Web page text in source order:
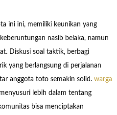
ini ini, memiliki keunikan yang
nasib belaka, namun
Diskusi soal taktik, berbagi
yang berlangsung di perjalanan
anggota toto semakin solid. warga
lebih dalam tentang
bisa menciptakan